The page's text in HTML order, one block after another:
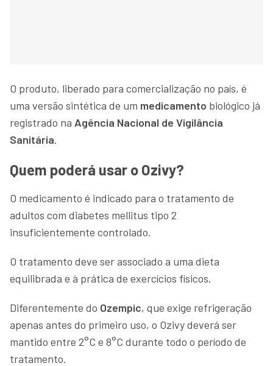
O produto, liberado para comercialização no país, é
uma versão sintética de um medicamento biológico já
registrado na Agência Nacional de Vigilância
Sanitária.
Quem poderá usar o Ozivy?
O medicamento é indicado para o tratamento de
adultos com diabetes mellitus tipo 2
insuficientemente controlado.
O tratamento deve ser associado a uma dieta
equilibrada e à prática de exercícios físicos.
Diferentemente do Ozempic, que exige refrigeração
apenas antes do primeiro uso, o Ozivy deverá ser
mantido entre 2°C e 8°C durante todo o período de
tratamento.